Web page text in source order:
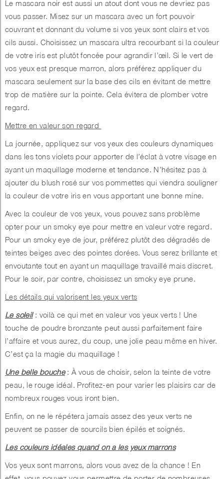
Le mascara noir est aussi un atout dont vous ne devriez pas
vous passer. Misez sur un mascara avec un fort pouvoir
couvrant et donnant du volume si vos yeux sont clairs et vos
cils aussi. Choisissez un mascara ultra recourbant si la couleur
de votre iris est plutôt foncée pour agrandir l’œil. Si le vert de
vos yeux est presque marron, alors préférez appliquer du
mascara seulement sur la base des cils en évitant de mettre
trop de matière sur la pointe. Cela évitera de plomber votre
regard.
Mettre en valeur son regard
La journée, appliquez sur vos yeux des couleurs dynamiques
dans les tons violets pour apporter de l’éclat à votre visage en
ayant un maquillage moderne et tendance. N’hésitez pas à
ajouter du blush rosé sur vos pommettes qui viendra souligner
la couleur de votre iris en vous apportant une bonne mine.
Avec la couleur de vos yeux, vous pouvez sans problème
opter pour un smoky eye pour mettre en valeur votre regard.
Pour un smoky eye de jour, préférez plutôt des dégradés de
teintes beiges avec des pointes dorées. Vous serez brillante et
envoutante tout en ayant un maquillage travaillé mais discret.
Pour le soir, par contre, choisissez un smoky eye prune.
Les détails qui valorisent les yeux verts
Le soleil : voilà ce qui met en valeur vos yeux verts ! Une
touche de poudre bronzante peut aussi parfaitement faire
l’affaire et vous aurez, du coup, une jolie peau même en hiver.
C’est ça la magie du maquillage !
Une belle bouche: À vous de choisir, selon la teinte de votre
peau, le rouge idéal. Profitez-en pour varier les plaisirs car de
nombreux rouges vous iront bien.
Enfin, on ne le répétera jamais assez des yeux verts ne
peuvent se passer de sourcils bien épilés et soignés.
Les couleurs idéales quand on a les yeux marrons
Vos yeux sont marrons, alors vous avez de la chance ! En